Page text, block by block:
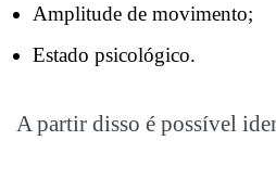
Amplitude de movimento;
Estado psicológico.
A partir disso é possível